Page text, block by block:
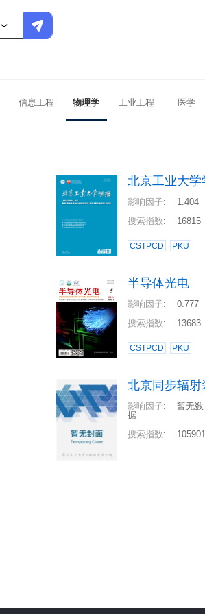
信息工程 物理学 工业工程 医学
北京工业大学
影响因子: 1.404
搜索指数: 16815
CSTPCD PKU
半导体光电
影响因子: 0.777
搜索指数: 13683
CSTPCD PKU
北京同步辐射
影响因子:
暂无数
据
搜索指数: 105901